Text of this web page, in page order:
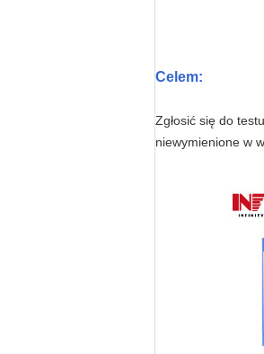
Celem:
Zgłosić się do
niewymienione w